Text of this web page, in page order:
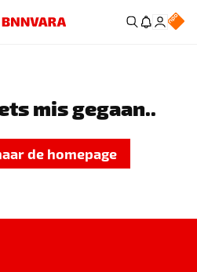
mis gegaan..
de homepage